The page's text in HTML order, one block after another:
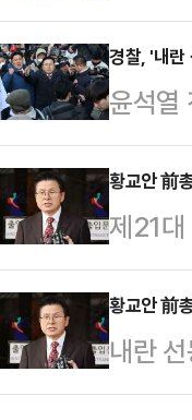
면·동
읍, 현
력에
는 명
해소
고 지
화구역
경찰, '내
윤석열
리에
보수사
동 혐
과 통
나 선
현"이
이는
황교안 前
제21대
의로
총리는
법 형
의 사
황교안 前
내란
법 형